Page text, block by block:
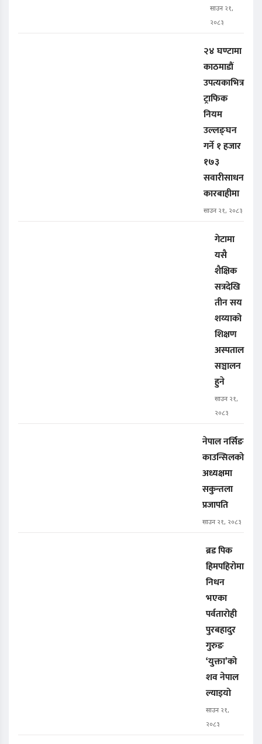
साउन २१,
२०८३
२४ घण्टामा
काठमाडौं
उपत्यकाभित्र
ट्राफिक
नियम
उल्लङ्घन
गर्ने १ हजार
१७३
सवारीसाधन
कारबाहीमा
साउन २१, २०८३
गेटामा
यसै
शैक्षिक
सत्रदेखि
तीन सय
शय्याको
शिक्षण
अस्पताल
सञ्चालन
हुने
साउन २१,
२०८३
नेपाल नर्सिङ
काउन्सिलको
अध्यक्षमा
सकुन्तला
प्रजापति
साउन २१, २०८३
ब्रड पिक
हिमपहिरोमा
निधन
भएका
पर्वतारोही
पुरबहादुर
गुरुङ
‘युक्ता’को
शव नेपाल
ल्याइयो
साउन २१,
२०८३